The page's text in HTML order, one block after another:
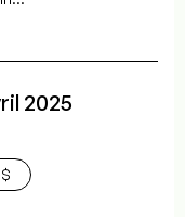
2025